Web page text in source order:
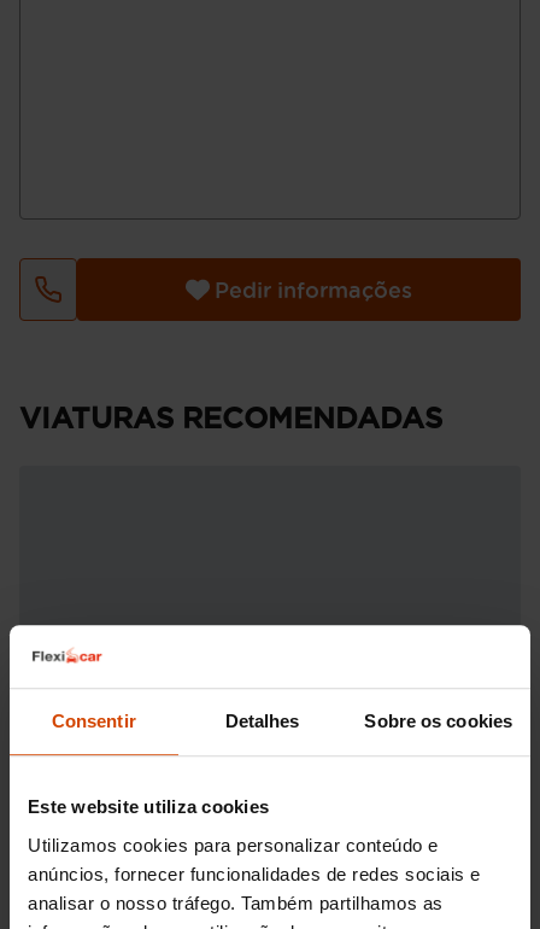
Consentir Detalhes Sobre os cookies
Este website utiliza cookies
Utilizamos cookies para personalizar conteúdo e
anúncios, fornecer funcionalidades de redes sociais e
analisar o nosso tráfego. Também partilhamos as
Pedir informações
VIATURAS RECOMENDADAS